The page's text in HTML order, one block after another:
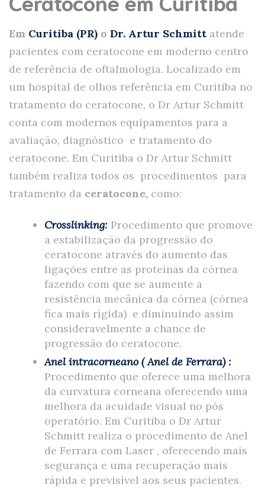
Em Curitiba (PR) o Dr. Artur Schmitt atende
pacientes com ceratocone em moderno centro
de referência de oftalmologia. Localizado em
um hospital de olhos referência em Curitiba no
tratamento do ceratocone, o Dr Artur Schmitt
conta com modernos equipamentos para a
avaliação, diagnóstico e tratamento do
ceratocone. Em Curitiba o Dr Artur Schmitt
também realiza todos os procedimentos para
tratamento da ceratocone, como:
Crosslinking: Procedimento que promove
a estabilização da progressão do
ceratocone através do aumento das
ligações entre as proteínas da córnea
fazendo com que se aumente a
resistência mecânica da córnea (córnea
fica mais rígida) e diminuindo assim
consideravelmente a chance de
progressão do ceratocone.
Anel intracorneano ( Anel de Ferrara) :
Procedimento que oferece uma melhora
da curvatura corneana oferecendo uma
melhora da acuidade visual no pós
operatório. Em Curitiba o Dr Artur
Schmitt realiza o procedimento de Anel
de Ferrara com Laser , oferecendo mais
segurança e uma recuperação mais
rápida e previsível aos seus pacientes.